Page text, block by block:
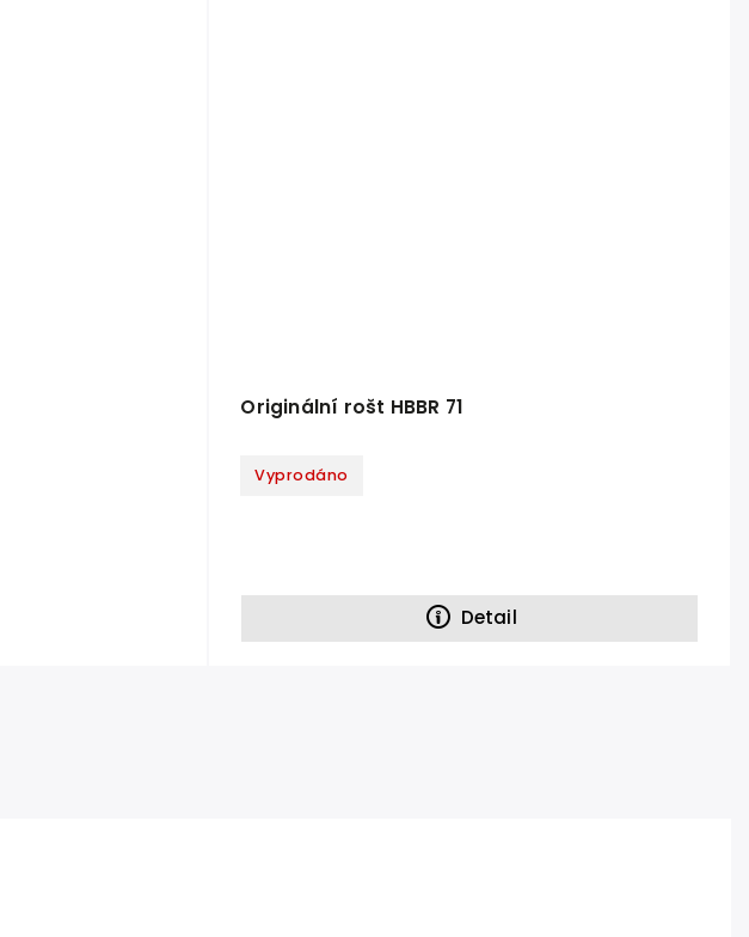
Originální rošt HBBR 71
Vyprodáno
Detail